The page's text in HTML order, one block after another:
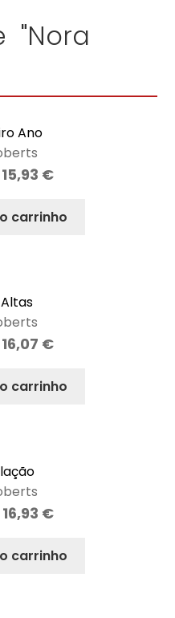
"Nora
Ano
15,93 €
carrinho
16,07 €
carrinho
16,93 €
carrinho